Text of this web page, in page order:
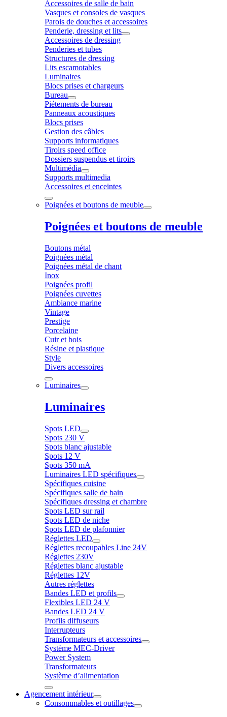
Accessoires de salle de bain
Vasques et consoles de vasques
Parois de douches et accessoires
Penderie, dressing et lits
Accessoires de dressing
Penderies et tubes
Structures de dressing
Lits escamotables
Luminaires
Blocs prises et chargeurs
Bureau
Piétements de bureau
Panneaux acoustiques
Blocs prises
Gestion des câbles
Supports informatiques
Tiroirs speed office
Dossiers suspendus et tiroirs
Multimédia
Supports multimedia
Accessoires et enceintes
Poignées et boutons de meuble
Poignées et boutons de meuble
Boutons métal
Poignées métal
Poignées métal de chant
Inox
Poignées profil
Poignées cuvettes
Ambiance marine
Vintage
Prestige
Porcelaine
Cuir et bois
Résine et plastique
Style
Divers accessoires
Luminaires
Luminaires
Spots LED
Spots 230 V
Spots blanc ajustable
Spots 12 V
Spots 350 mA
Luminaires LED spécifiques
Spécifiques cuisine
Spécifiques salle de bain
Spécifiques dressing et chambre
Spots LED sur rail
Spots LED de niche
Spots LED de plafonnier
Réglettes LED
Réglettes recoupables Line 24V
Réglettes 230V
Réglettes blanc ajustable
Réglettes 12V
Autres réglettes
Bandes LED et profils
Flexibles LED 24 V
Bandes LED 24 V
Profils diffuseurs
Interrupteurs
Transformateurs et accessoires
Système MEC-Driver
Power System
Transformateurs
Système d’alimentation
Agencement intérieur
Consommables et outillages